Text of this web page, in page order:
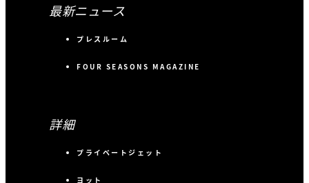
最新ニュース
プレスルーム
FOUR SEASONS MAGAZINE
詳細
プライベートジェット
ヨット